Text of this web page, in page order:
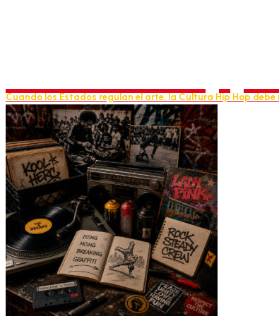
Cuando los Estados regulan el arte, la Cultura Hip Hop